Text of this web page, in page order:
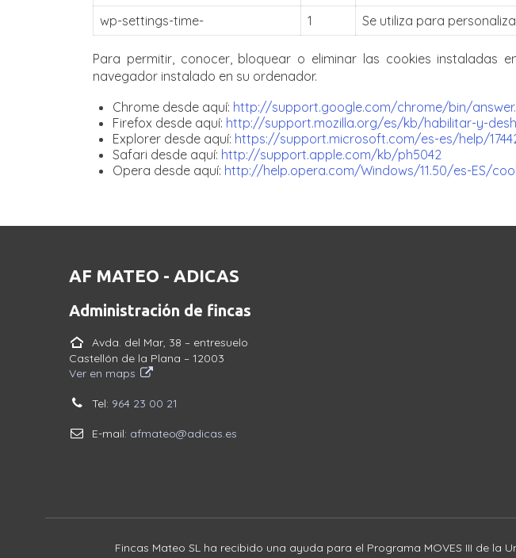
wp-settings-time-
1 Se utiliza para
Para permitir, conocer, bloquear o eliminar las cookies instaladas
navegador instalado en su ordenador.
Chrome desde aquí: http://support.google.com/chrome/bin/
Firefox desde aquí: http://support.mozilla.org/es/kb/habilitar-y-
Explorer desde aquí: https://support.microsoft.com/es-es/help/
Safari desde aquí: http://support.apple.com/kb/ph5042
Opera desde aquí: http://help.opera.com/Windows/11.50/es-ES/
AF MATEO - ADICAS
Administración de fincas
Avda. del Mar, 38 – entresuelo
Castellón de la Plana – 12003
Ver en maps
Tel: 964 23 00 21
E-mail: afmateo@adicas.es
Fincas Mateo SL ha recibido una ayuda para el Programa MOVES III de la